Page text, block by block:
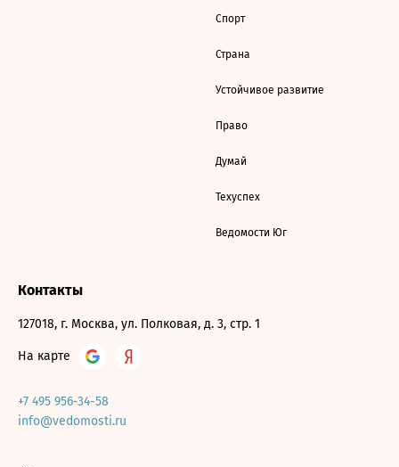
Спорт
Страна
Устойчивое развитие
Право
Думай
Техуспех
Ведомости Юг
Контакты
127018, г. Москва, ул. Полковая, д. 3, стр. 1
На карте
+7 495 956-34-58
info@vedomosti.ru